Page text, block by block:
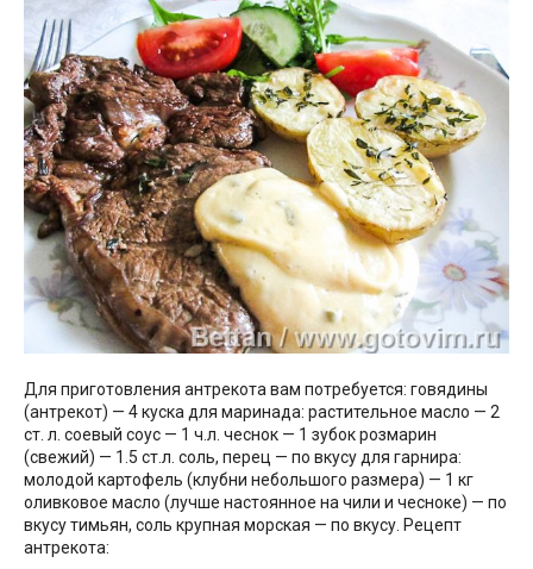
Для приготовления антрекота вам потребуется: говядины
(антрекот) — 4 куска для маринада: растительное масло — 2
ст. л. соевый соус — 1 ч.л. чеснок — 1 зубок розмарин
(свежий) — 1.5 ст.л. соль, перец — по вкусу для гарнира:
молодой картофель (клубни небольшого размера) — 1 кг
оливковое масло (лучше настоянное на чили и чесноке) — по
вкусу тимьян, соль крупная морская — по вкусу. Рецепт
антрекота: